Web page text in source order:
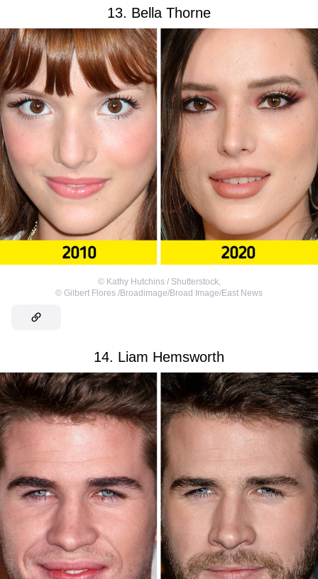
13. Bella Thorne
© Kathy Hutchins / Shutterstock,
© Gilbert Flores /Broadimage/Broad Image/East News
14. Liam Hemsworth